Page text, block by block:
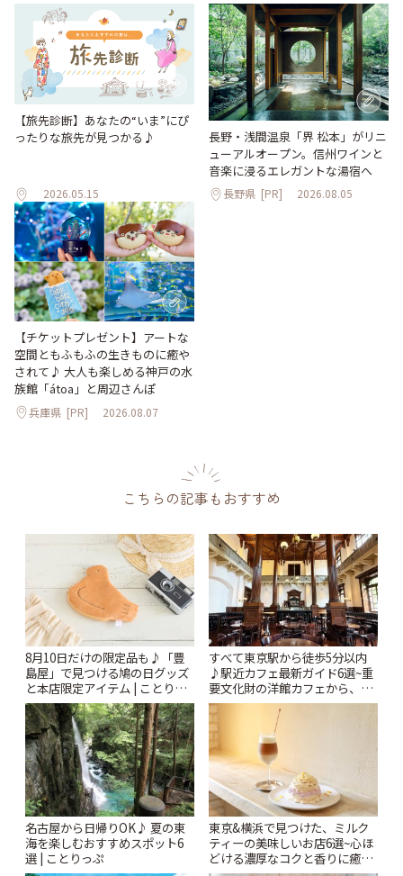
【旅先診断】あなたの“いま”にぴ
ったりな旅先が見つかる♪
2026.05.15
長野・浅間温泉「界 松本」がリニ
ューアルオープン。信州ワインと
音楽に浸るエレガントな湯宿へ
長野県 [PR] 2026.08.05
【チケットプレゼント】アートな
空間ともふもふの生きものに癒や
されて♪ 大人も楽しめる神戸の水
族館「átoa」と周辺さんぽ
兵庫県 [PR] 2026.08.07
こちらの記事もおすすめ
8月10日だけの限定品も♪「豊
島屋」で見つける鳩の日グッズ
と本店限定アイテム | ことりっ
ぷ
すべて東京駅から徒歩5分以内
♪駅近カフェ最新ガイド6選~重
要文化財の洋館カフェから、改
札すぐのレトロ喫茶まで~ | こと
りっぷ
名古屋から日帰りOK♪ 夏の東
海を楽しむおすすめスポット6
選 | ことりっぷ
東京&横浜で見つけた、ミルク
ティーの美味しいお店6選~心ほ
どける濃厚なコクと香りに癒や